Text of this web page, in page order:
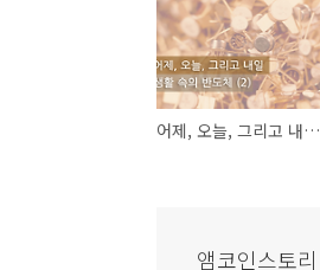
어제, 오늘, 그리고 내일, 생활 속의 반도체 - 미래편
앰코인스토리